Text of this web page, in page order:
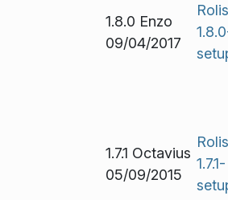
1.8.0 Enzo
09/04/2017
1.7.1 Octavius
05/09/2015
1.7.1-